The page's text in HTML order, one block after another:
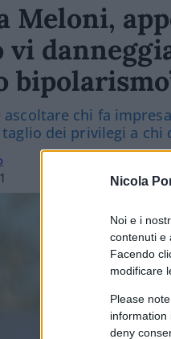
Nicola
Noi e i
contenuti e
Facendo
modificare
Please
information
deny
Meloni,
vi
chi fa
dei privilegi a chi